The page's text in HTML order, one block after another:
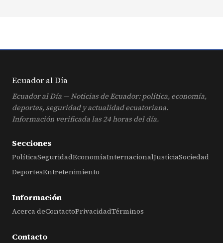
Ecuador alDía
Ecuador al Día — Noticias de Ecuador: política, economía,
deportes, seguridad y actualidad ecuatoriana.
Información verificada las 24 horas del día.
Secciones
PolíticaSeguridadEconomíaInternacionalJusticiaSociedad
DeportesEntretenimiento
Información
Acerca deContactoPrivacidadTérminos
Contacto